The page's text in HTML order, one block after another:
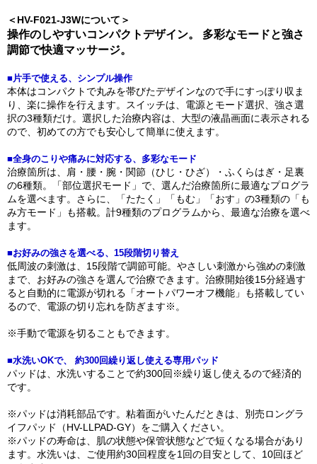
＜HV-F021-J3Wについて＞
操作のしやすいコンパクトデザイン。 多彩なモードと強さ
調節で快適マッサージ。
■片手で使える、シンプル操作
本体はコンパクトで丸みを帯びたデザインなので手にすっぽり収ま
り、楽に操作を行えます。スイッチは、電源とモード選択、強さ選
択の3種類だけ。選択した治療内容は、大型の液晶画面に表示される
ので、初めての方でも安心して簡単に使えます。
■全身のこりや痛みに対応する、多彩なモード
治療箇所は、肩・腰・腕・関節（ひじ・ひざ）・ふくらはぎ・足裏
の6種類。「部位選択モード」で、選んだ治療箇所に最適なプログラ
ムを選べます。さらに、「たたく」「もむ」「おす」の3種類の「も
み方モード」も搭載。計9種類のプログラムから、最適な治療を選べ
ます。
■お好みの強さを選べる、15段階切り替え
低周波の刺激は、15段階で調節可能。やさしい刺激から強めの刺激
まで、お好みの強さを選んで治療できます。治療開始後15分経過す
ると自動的に電源が切れる「オートパワーオフ機能」も搭載してい
るので、電源の切り忘れを防ぎます※。
※手動で電源を切ることもできます。
■水洗いOKで、 約300回繰り返し使える専用パッド
パッドは、水洗いすることで約300回※繰り返し使えるので経済的
です。
※パッドは消耗部品です。粘着面がいたんだときは、別売ロングラ
イフパッド（HV-LLPAD-GY）をご購入ください。
※パッドの寿命は、肌の状態や保管状態などで短くなる場合があり
ます。水洗いは、ご使用約30回程度を1回の目安として、10回ほど